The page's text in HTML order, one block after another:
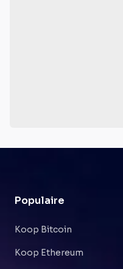
Populaire
Koop Bitcoin
Koop Ethereum